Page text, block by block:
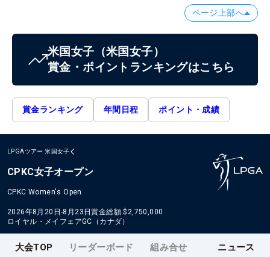
ページ上部へ
米国女子 （米国女子）
賞金・ポイントランキングはこちら
賞金ランキング 年間日程 ポイント・成績
LPGAツアー 米国女子
CPKC女子オープン
CPKC Women's Open
2026年8月20日-8月23日賞金総額 $2,750,000
ロイヤル・メイフェアGC（カナダ）
大会TOP リーダーボード 組み合せ ニュース